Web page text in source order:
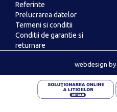
Referinte
Prelucrarea datelor
Termeni si conditii
Conditii de garantie si
returnare
webdesign by